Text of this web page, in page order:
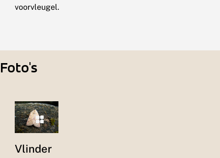
voorvleugel.
Foto's
Vlinder